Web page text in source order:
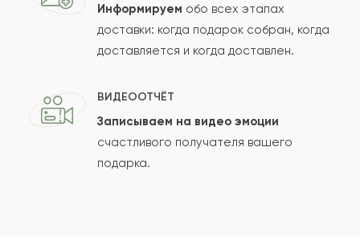
Сколько будет
Отзыв будет опубликован после проверки.
Проверяем на спам.
Информируем обо всех этапах
доставки: когда подарок собран, когда
доставляется и когда доставлен.
ВИДЕООТЧЁТ
Записываем на видео эмоции
счастливого получателя вашего
подарка.